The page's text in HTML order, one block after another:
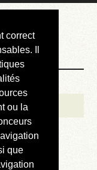
correct
Il
ou la
que